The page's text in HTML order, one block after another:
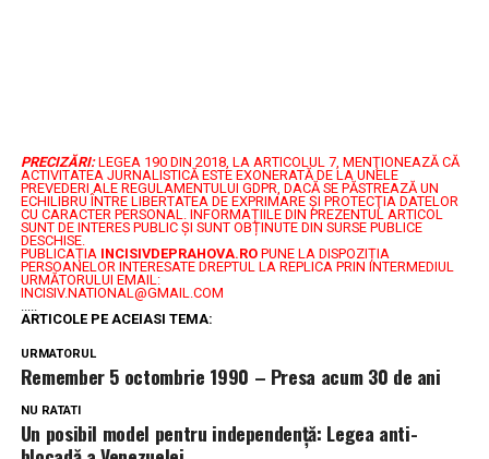
PRECIZĂRI: LEGEA 190 DIN 2018, LA ARTICOLUL 7, MENŢIONEAZĂ CĂ
ACTIVITATEA JURNALISTICĂ ESTE EXONERATĂ DE LA UNELE
PREVEDERI ALE REGULAMENTULUI GDPR, DACĂ SE PĂSTREAZĂ UN
ECHILIBRU ÎNTRE LIBERTATEA DE EXPRIMARE ŞI PROTECŢIA DATELOR
CU CARACTER PERSONAL. INFORMAȚIILE DIN PREZENTUL ARTICOL
SUNT DE INTERES PUBLIC ȘI SUNT OBȚINUTE DIN SURSE PUBLICE
DESCHISE.
PUBLICAȚIA INCISIVDEPRAHOVA.ROPUNE LA DISPOZIȚIA
PERSOANELOR INTERESATE DREPTUL LA REPLICA PRIN INTERMEDIUL
URMĂTORULUI EMAIL:
INCISIV.NATIONAL@GMAIL.COM
.....
ARTICOLE PE ACEIASI TEMA:
URMATORUL
Remember 5 octombrie 1990 – Presa acum 30 de ani
NU RATATI
Un posibil model pentru independență: Legea anti-